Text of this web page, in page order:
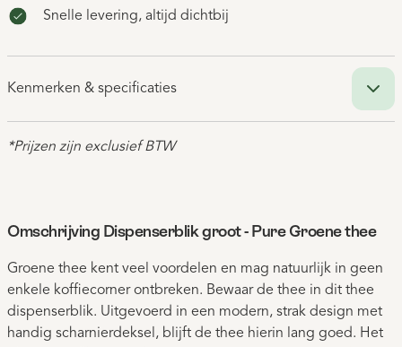
Snelle levering, altijd dichtbij
Kenmerken & specificaties
*Prijzen zijn exclusief BTW
Omschrijving Dispenserblik groot - Pure Groene thee
Groene thee kent veel voordelen en mag natuurlijk in geen
enkele koffiecorner ontbreken. Bewaar de thee in dit thee
dispenserblik. Uitgevoerd in een modern, strak design met
handig scharnierdeksel, blijft de thee hierin lang goed. Het